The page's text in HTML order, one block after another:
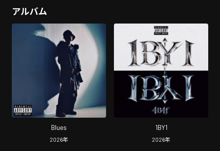
アルバム
Blues
2026年
1BY1
2026年